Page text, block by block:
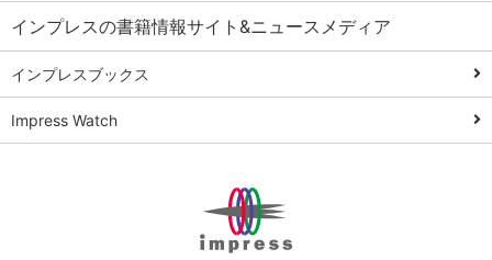
Q&A
Teams踏み込み
活用術
Excel講師の仕事
術
インプレスの書籍情報サイト&ニュースメディア
インプレスブックス
Impress Watch